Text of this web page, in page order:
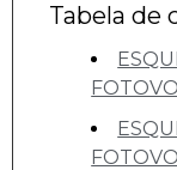
Tabela de